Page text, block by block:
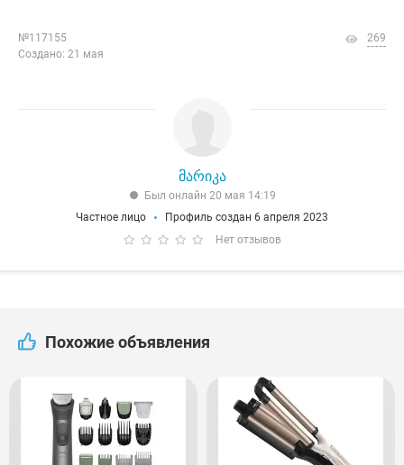
№117155
Создано: 21 мая
269
მარიკა
Был онлайн 20 мая 14:19
Частное лицо
Профиль создан 6 апреля 2023
Нет отзывов
Похожие объявления